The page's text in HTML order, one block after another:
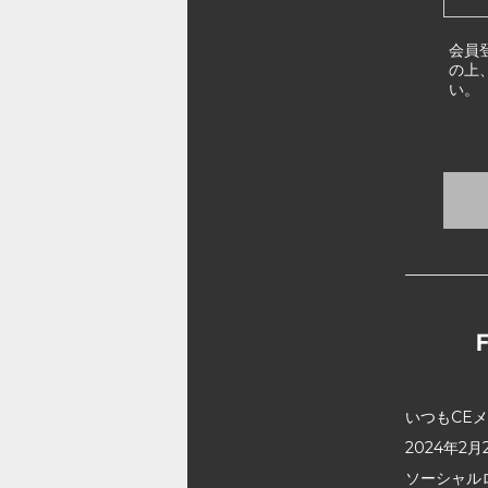
会員
の上
い。
いつもCE
2024年2月
ソーシャ